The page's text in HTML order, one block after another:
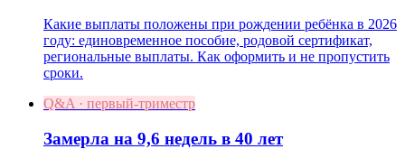
Какие выплаты положены при рождении ребёнка в 2026
году: единовременное пособие, родовой сертификат,
региональные выплаты. Как оформить и не пропустить
сроки.
Q&A · первый-триместр
Замерла на 9,6 недель в 40 лет